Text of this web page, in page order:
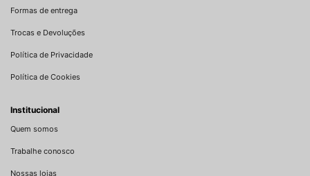
Formas de entrega
Trocas e Devoluções
Política de Privacidade
Política de Cookies
Institucional
Quem somos
Trabalhe conosco
Nossas lojas